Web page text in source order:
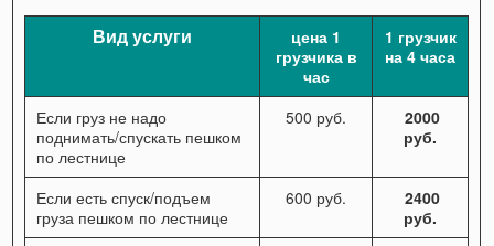
Вид услуги
цена 1
грузчика в
час
1 грузчик
на 4 часа
Если груз не надо
поднимать/спускать пешком
по лестнице
500 руб.
2000
руб.
Если есть спуск/подъем
груза пешком по лестнице
600 руб.
2400
руб.